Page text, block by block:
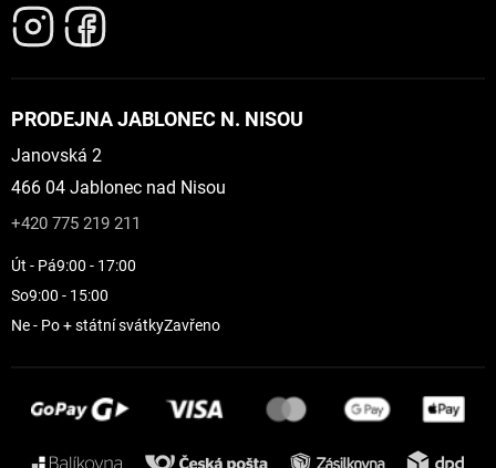
PRODEJNA JABLONEC N. NISOU
Janovská 2
466 04 Jablonec nad Nisou
+420 775 219 211
Út - Pá9:00 - 17:00
So9:00 - 15:00
Ne - Po + státní svátkyZavřeno